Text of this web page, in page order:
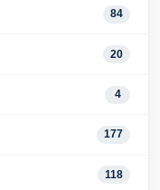
84
20
4
177
118